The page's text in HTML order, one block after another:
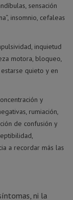
sensación
insomnio, cefaleas
inquietud
motora, bloqueo,
quieto y en
y
rumiación,
de confusión y
a recordar más las
ni la